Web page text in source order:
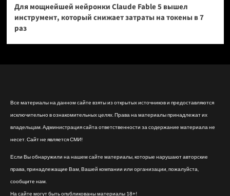
Для мощнейшей нейронки Claude Fable 5 вышел
инструмент, который снижает затраты на токены в 7
раз
Все материалы на данном сайте взяты из открытых источников и предоставляются
исключительно в ознакомительных целях. Права на материалы принадлежат их
владельцам. Администрация сайта ответственности за содержание материала не
несет. Сайт не является СМИ!
Если Вы обнаружили на нашем сайте материалы, которые нарушают авторские
права, принадлежащие Вам, Вашей компании или организации, пожалуйста,
сообщите нам.
На сайте могут быть опубликованы материалы 18+!